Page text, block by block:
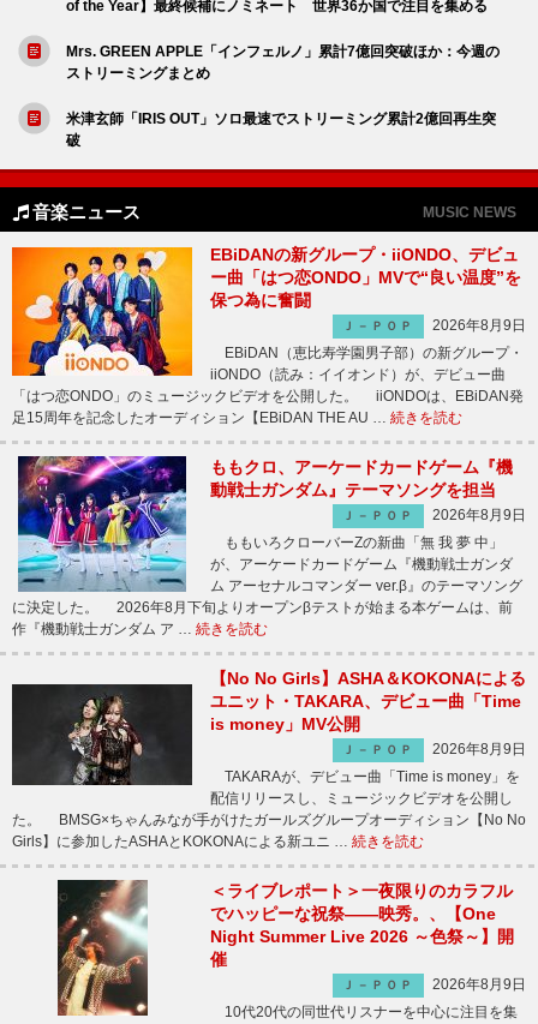
of the Year】最終候補にノミネート 世界36か国で注目を集める
Mrs. GREEN APPLE「インフェルノ」累計7億回突破ほか：今週の
ストリーミングまとめ
米津玄師「IRIS OUT」ソロ最速でストリーミング累計2億回再生突
破
音楽ニュース MUSIC NEWS
EBiDANの新グループ・iiONDO、デビュ
ー曲「はつ恋ONDO」MVで“良い温度”を
保つ為に奮闘
Ｊ－ＰＯＰ
2026年8月9日
EBiDAN（恵比寿学園男子部）の新グループ・
iiONDO（読み：イイオンド）が、デビュー曲
「はつ恋ONDO」のミュージックビデオを公開した。 iiONDOは、EBiDAN発
足15周年を記念したオーディション【EBiDAN THE AU … 続きを読む
ももクロ、アーケードカードゲーム『機
動戦士ガンダム』テーマソングを担当
Ｊ－ＰＯＰ
2026年8月9日
ももいろクローバーZの新曲「無 我 夢 中」
が、アーケードカードゲーム『機動戦士ガンダ
ム アーセナルコマンダー ver.β』のテーマソング
に決定した。 2026年8月下旬よりオープンβテストが始まる本ゲームは、前
作『機動戦士ガンダム ア … 続きを読む
【No No Girls】ASHA＆KOKONAによる
ユニット・TAKARA、デビュー曲「Time
is money」MV公開
Ｊ－ＰＯＰ
2026年8月9日
TAKARAが、デビュー曲「Time is money」を
配信リリースし、ミュージックビデオを公開し
た。 BMSG×ちゃんみなが手がけたガールズグループオーディション【No No
Girls】に参加したASHAとKOKONAによる新ユニ … 続きを読む
＜ライブレポート＞一夜限りのカラフル
でハッピーな祝祭――映秀。、【One
Night Summer Live 2026 ～色祭～】開
催
Ｊ－ＰＯＰ
2026年8月9日
10代20代の同世代リスナーを中心に注目を集